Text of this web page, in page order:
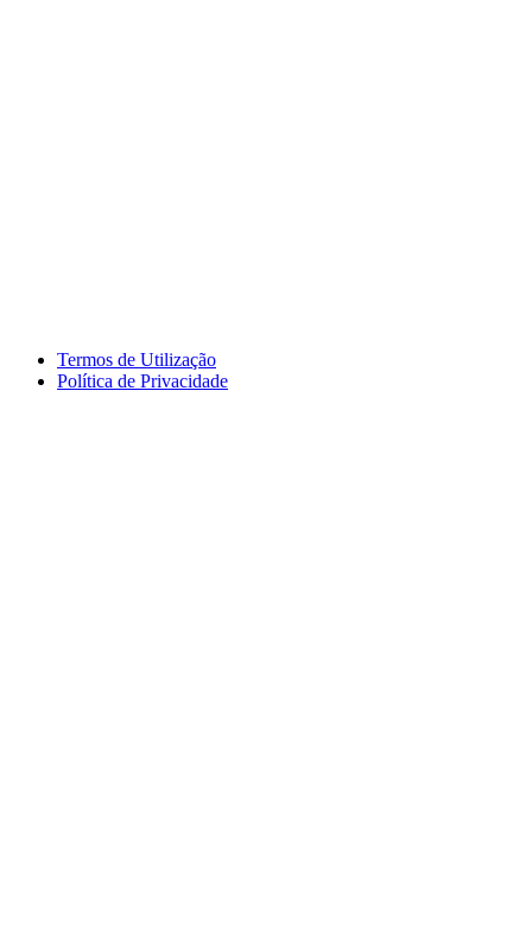
Termos de Utilização
Política de Privacidade